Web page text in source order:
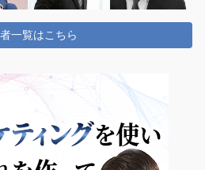
一覧はこちら